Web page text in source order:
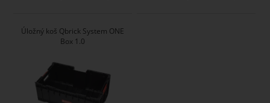
Úložný koš Qbrick System ONE
Box 1.0